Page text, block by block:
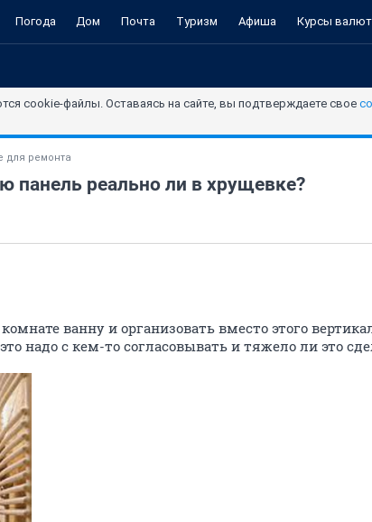
Погода Дом Почта Туризм Афиша Курсы валют
cookie-файлы. Оставаясь на сайте, вы подтверждаете свое
для ремонта
панель реально ли в хрущевке?
ванну и организовать вместо этого
надо с кем-то согласовывать и тяжело ли это